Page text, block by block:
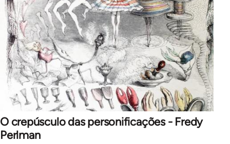
O crepúsculo das personificações - Fredy
Perlman